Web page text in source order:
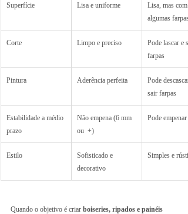
Superfície Lisa e uniforme
Lisa, mas com
algumas farpas
Corte Limpo e preciso
Pode lascar e
farpas
Pintura Aderência perfeita
Pode
sair farpas
Estabilidade a médio
prazo
Não empena (6 mm
ou  +)
Pode empenar
Estilo
Sofisticado e
decorativo
Simples e
Quando o objetivo é criar boiseries, ripados e painéis